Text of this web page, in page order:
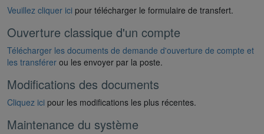
Veuillez cliquer ici pour télécharger le formulaire de transfert.
Ouverture classique d'un compte
Télécharger les documents de demande d'ouverture de compte et
les transférer ou les envoyer par la poste.
Modifications des documents
Cliquez ici pour les modifications les plus récentes.
Maintenance du système